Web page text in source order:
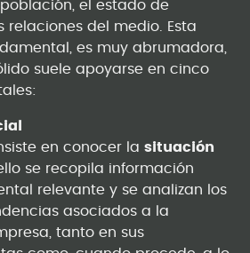
el estado de
relaciones del medio. Esta
es muy abrumadora,
suele apoyarse en cinco
en conocer lasituación
ello se recopila información
relevante y se analizan los
asociados a la
tanto en sus